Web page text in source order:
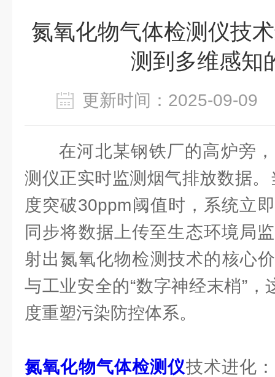
氮氧化物气体检测仪技
测到多维感知
更新时间：2025-09-
在河北某钢铁厂的高炉旁
测仪正实时监测烟气排放数据
度突破30ppm阈值时，系统立
同步将数据上传至生态环境局
射出氮氧化物检测技术的核心
与工业安全的“数字神经末梢”
度重塑污染防控体系。
氮氧化物气体检测仪技术进化